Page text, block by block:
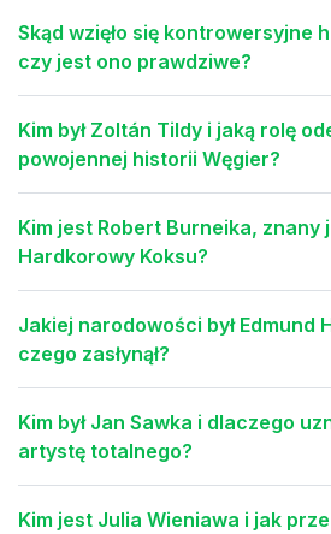
Skąd wzięło się kontrowersyjne
czy jest ono prawdziwe?
Kim był Zoltán Tildy i jaką rolę
powojennej historii Węgier?
Kim jest Robert Burneika, znany
Hardkorowy Koksu?
Jakiej narodowości był Edmund
czego zasłynął?
Kim był Jan Sawka i dlaczego
artystę totalnego?
Kim jest Julia Wieniawa i jak